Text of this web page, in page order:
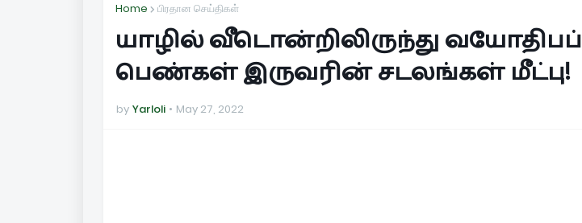
Home பிரதான செய்திகள்
யாழில் வீடொன்றிலிருந்து வயோதிபப்
பெண்கள் இருவரின் சடலங்கள் மீட்பு!
by Yarloli May 27, 2022